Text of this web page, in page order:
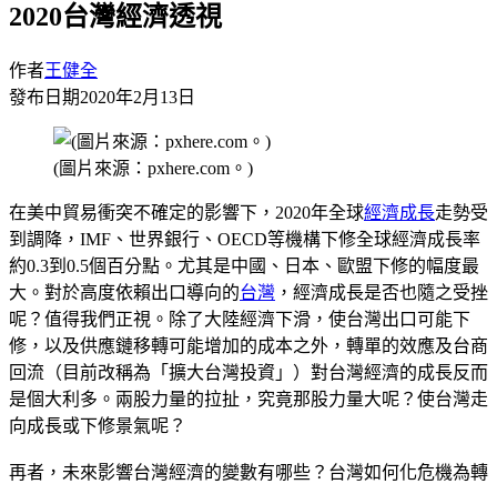
2020台灣經濟透視
作者王健全
發布日期2020年2月13日
(圖片來源：pxhere.com。)
在美中貿易衝突不確定的影響下，2020年全球經濟成長走勢受
到調降，IMF、世界銀行、OECD等機構下修全球經濟成長率
約0.3到0.5個百分點。尤其是中國、日本、歐盟下修的幅度最
大。對於高度依賴出口導向的台灣 ，經濟成長是否也隨之受挫
呢？值得我們正視。除了大陸經濟下滑，使台灣出口可能下
修，以及供應鏈移轉可能增加的成本之外，轉單的效應及台商
回流（目前改稱為「擴大台灣投資」）對台灣經濟的成長反而
是個大利多。兩股力量的拉扯，究竟那股力量大呢？使台灣走
向成長或下修景氣呢？
再者，未來影響台灣經濟的變數有哪些？台灣如何化危機為轉